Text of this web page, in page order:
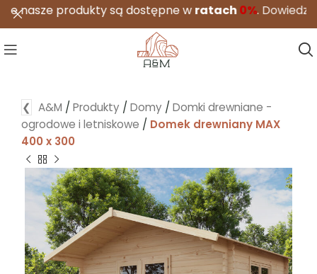
❮ A&M / Produkty / Domy / Domki drewniane -
ogrodowe i letniskowe / Domek drewniany MAX
400 x 300
produkty są dostępne wratach0%.Dowiedz się więcej